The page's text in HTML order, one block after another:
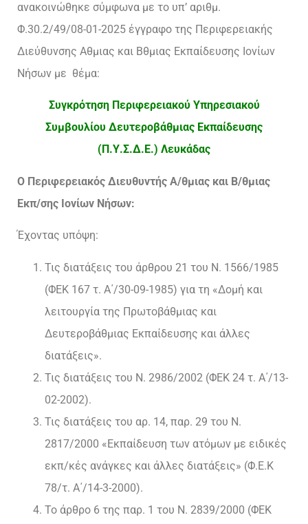
ανακοινώθηκε σύμφωνα με το υπ’ αριθμ.
Φ.30.2/49/08-01-2025 έγγραφο της Περιφερειακής
Διεύθυνσης Αθμιας και Βθμιας Εκπαίδευσης Ιονίων
Νήσων με θέμα:
Συγκρότηση Περιφερειακού Υπηρεσιακού
Συμβουλίου Δευτεροβάθμιας Εκπαίδευσης
(Π.Υ.Σ.Δ.Ε.) Λευκάδας
Ο Περιφερειακός Διευθυντής Α/θμιας και Β/θμιας
Εκπ/σης Ιονίων Νήσων:
Έχοντας υπόψη:
Τις διατάξεις του άρθρου 21 του Ν. 1566/1985
(ΦΕΚ 167 τ. Α΄/30-09-1985) για τη «Δομή και
λειτουργία της Πρωτοβάθμιας και
Δευτεροβάθμιας Εκπαίδευσης και άλλες
διατάξεις».
Τις διατάξεις του Ν. 2986/2002 (ΦΕΚ 24 τ. Α΄/13-
02-2002).
Τις διατάξεις του αρ. 14, παρ. 29 του Ν.
2817/2000 «Εκπαίδευση των ατόμων με ειδικές
εκπ/κές ανάγκες και άλλες διατάξεις» (Φ.Ε.Κ
78/τ. Α΄/14-3-2000).
Το άρθρο 6 της παρ. 1 του Ν. 2839/2000 (ΦΕΚ